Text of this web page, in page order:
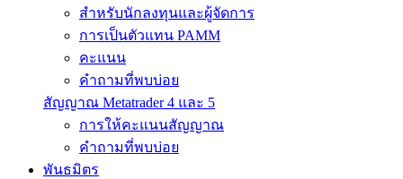
สำหรับนักลงทุนและผู้จัดการ
การเป็นตัวแทน PAMM
คะแนน
คำถามที่พบบ่อย
สัญญาณ Metatrader 4 และ 5
การให้คะแนนสัญญาณ
คำถามที่พบบ่อย
พันธมิตร